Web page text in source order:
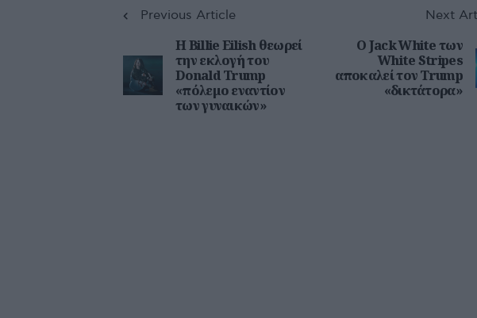
Previous Article
Η Billie Eilish θεωρεί
την εκλογή του
Donald Trump
«πόλεμο εναντίον
των γυναικών»
Next
Ο Jack White των
White Stripes
αποκαλεί τον Trump
«δικτάτορα»